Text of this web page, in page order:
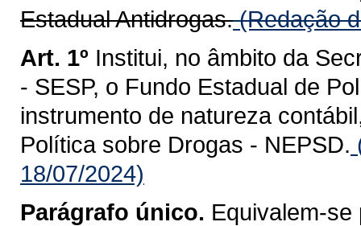
Estadual Antidrogas.(Redação
Art. 1º Institui, no âmbito da
- SESP, o Fundo Estadual de
instrumento de natureza
Política sobre Drogas - NEPSD.
18/07/2024)
Parágrafo único. Equivalem-